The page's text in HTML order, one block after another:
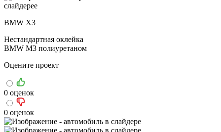
BMW X3
Нестандартная оклейка
BMW M3 полиуретаном
Оцените проект
0 оценок
0 оценок